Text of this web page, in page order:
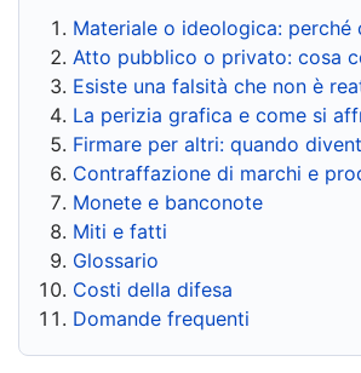
Materiale o ideologica: perché
Atto pubblico o privato: cosa
Esiste una falsità che non è
La perizia grafica e come si
Firmare per altri: quando
Contraffazione di marchi e
Monete e banconote
Miti e fatti
Glossario
Costi della difesa
Domande frequenti